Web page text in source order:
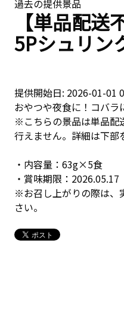
過去の提供景品
【単品配送
5Pシュリン
提供開始日: 2026-01-01
おやつや夜食に！コバ
※こちらの景品は単品配
行えません。詳細は下部
・内容量：63g×5食
・賞味期限：2026.05.17
※お召し上がりの際は、
さい。